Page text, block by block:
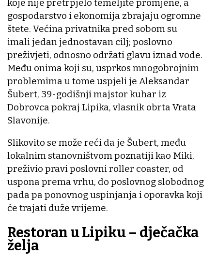
koje nije pretrpjelo temeljite promjene, a
gospodarstvo i ekonomija zbrajaju ogromne
štete. Većina privatnika pred sobom su
imali jedan jednostavan cilj; poslovno
preživjeti, odnosno održati glavu iznad vode.
Među onima koji su, usprkos mnogobrojnim
problemima u tome uspjeli je Aleksandar
Šubert, 39-godišnji majstor kuhar iz
Dobrovca pokraj Lipika, vlasnik obrta Vrata
Slavonije.
Slikovito se može reći da je Šubert, među
lokalnim stanovništvom poznatiji kao Miki,
preživio pravi poslovni roller coaster, od
uspona prema vrhu, do poslovnog slobodnog
pada pa ponovnog uspinjanja i oporavka koji
će trajati duže vrijeme.
Restoran u Lipiku – dječačka
želja